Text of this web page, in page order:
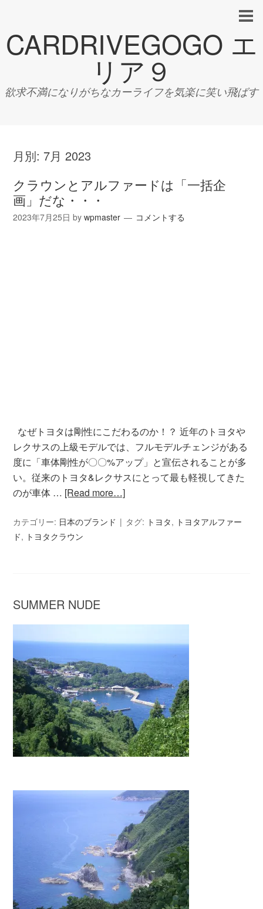
CARDRIVEGOGO エ
リア９
欲求不満になりがちなカーライフを気楽に笑い飛ばす
月別: 7月 2023
クラウンとアルファードは「一括企
画」だな・・・
2023年7月25日 bywpmaster コメントする
なぜトヨタは剛性にこだわるのか！？ 近年のトヨタや
レクサスの上級モデルでは、フルモデルチェンジがある
度に「車体剛性が〇〇%アップ」と宣伝されることが多
い。従来のトヨタ&レクサスにとって最も軽視してきた
のが車体 … [Read more…]
カテゴリー: 日本のブランド タグ: トヨタ, トヨタアルファー
ド, トヨタクラウン
SUMMER NUDE